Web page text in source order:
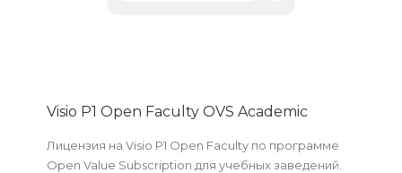
Visio P1 Open Faculty OVS Academic
Лицензия на Visio P1 Open Faculty по программе
Open Value Subscription для учебных заведений.